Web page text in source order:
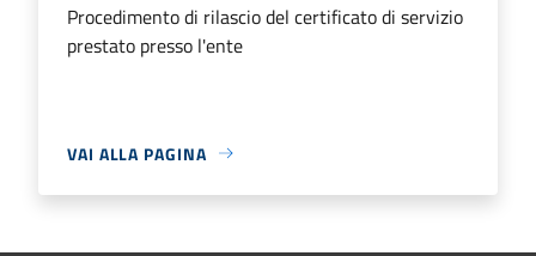
Procedimento di rilascio del certificato di servizio
prestato presso l'ente
VAI ALLA PAGINA